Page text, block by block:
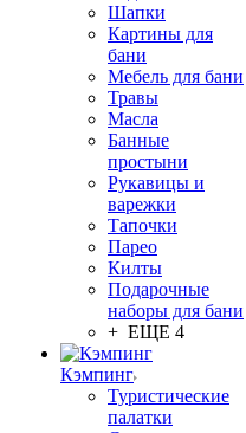
Шапки
Картины для
бани
Мебель для бани
Травы
Масла
Банные
простыни
Рукавицы и
варежки
Тапочки
Парео
Килты
Подарочные
наборы для бани
+ ЕЩЕ 4
Кэмпинг
Туристические
палатки